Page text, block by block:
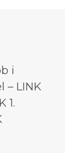
i
– LINK
1.